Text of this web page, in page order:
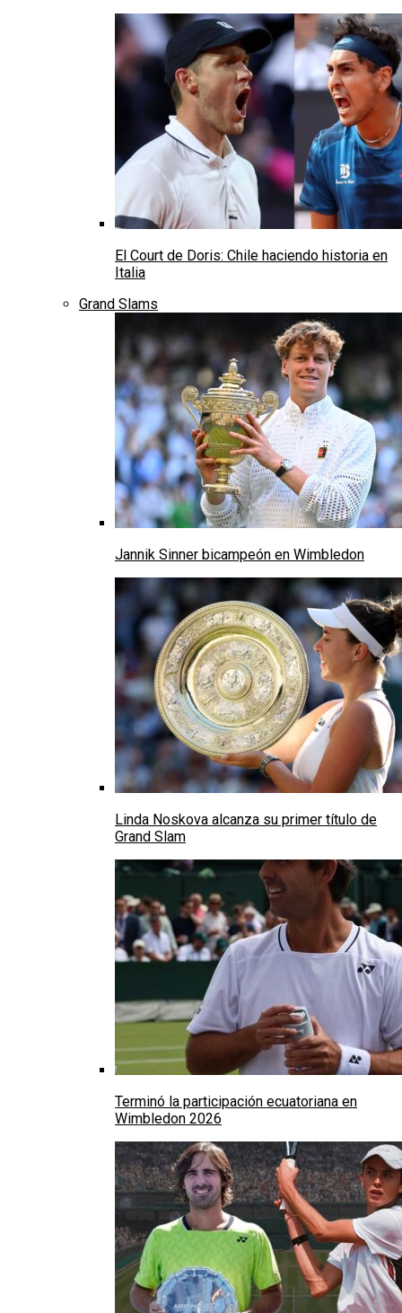
El Court de Doris: Chile haciendo historia en
Italia
Grand Slams
Jannik Sinner bicampeón en Wimbledon
Linda Noskova alcanza su primer título de
Grand Slam
Terminó la participación ecuatoriana en
Wimbledon 2026